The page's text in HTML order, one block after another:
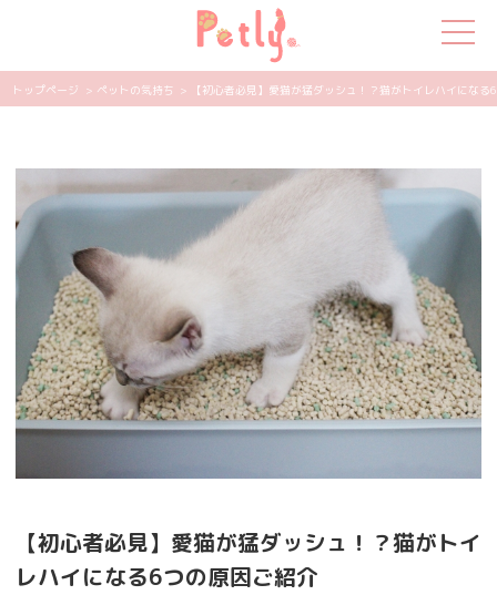
猫の特集
飼い主さんの悩み
ペットの気持ち
知って得する
エンタメ
トップページ > ペットの気持ち > 【初心者必見】愛猫が猛ダッシュ！？猫がトイレハイになる
【初心者必見】愛猫が猛ダッシュ！？猫がトイ
レハイになる6つの原因ご紹介